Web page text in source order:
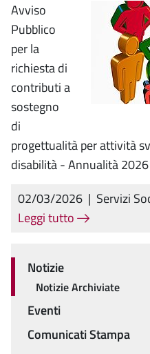
Avviso
Pubblico
per la
richiesta di
contributi a
sostegno
di
progettualità per attività
disabilità - Annualità 2026
02/03/2026 | Servizi
Leggi tutto
Menu
Notizie
Notizie Archiviate
Eventi
Comunicati Stampa